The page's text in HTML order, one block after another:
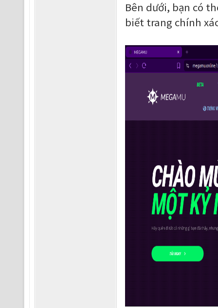
Bên dưới, bạn có
biết trang chính